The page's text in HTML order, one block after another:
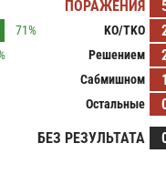
71%
ПОРАЖЕНИЯ
KO/TKO
Решением
Сабмишном
1
Остальные
БЕЗ РЕЗУЛЬТАТА